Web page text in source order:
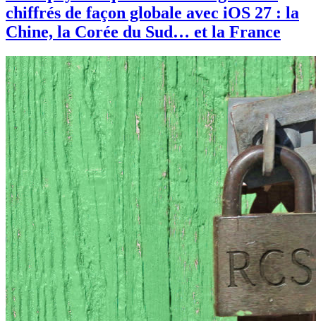
chiffrés de façon globale avec iOS 27 : la
Chine, la Corée du Sud… et la France